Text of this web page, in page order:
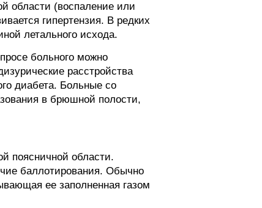
области (воспаление или
гипертензия. В редких
летального исхода.
больного можно
расстройства
диабета. Больные со
в брюшной полости,
поясничной области.
баллотирования. Обычно
ее заполненная газом